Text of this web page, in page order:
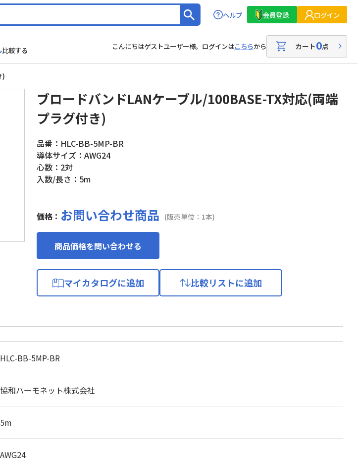
ヘルプ 会員登録 ログイン
比較する こんにちはゲストユーザー様。ログインはこちらから カート0点
)
ブロードバンドLANケーブル/100BASE-TX対応(両端
プラグ付き)
品番：HLC-BB-5MP-BR
導体サイズ：AWG24
心数：2対
入数/長さ：5m
価格： お問い合わせ商品 (販売単位：1本)
商品価格を問い合わせる
マイカタログに追加 比較リストに追加
HLC-BB-5MP-BR
協和ハーモネット株式会社
5m
AWG24